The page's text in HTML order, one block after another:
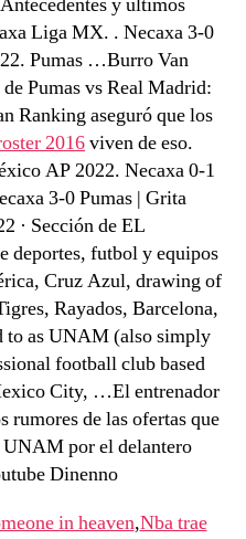
Liga MX. . Necaxa 3-0
Pumas …Burro Van
Pumas vs Real Madrid:
Ranking aseguró que los
2016viven de eso.
AP 2022. Necaxa 0-1
3-0 Pumas | Grita
· Sección de EL
deportes, futbol y equipos
Cruz Azul, drawing of
Rayados, Barcelona,
to as UNAM (also simply
football club based
City, …El entrenador
de las ofertas que
UNAM por el delantero
Dinenno
in heaven,Nba trae